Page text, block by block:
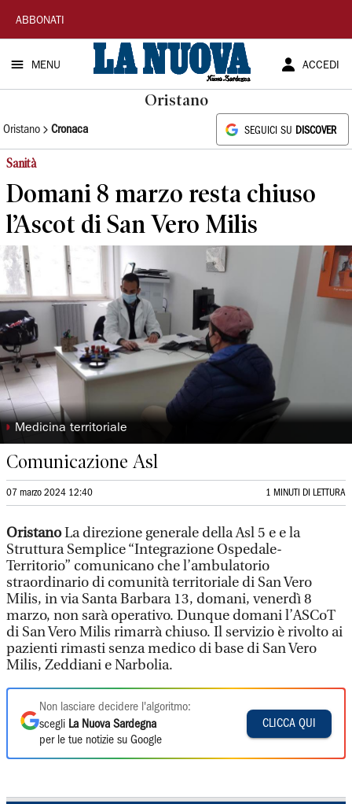
La
Nuova
Sardegna
ABBONATI
MENU ACCEDI
Oristano
Oristano Cronaca SEGUICI SU DISCOVER
Sanità
Domani 8 marzo resta chiuso
l’Ascot di San Vero Milis
◗ Medicina territoriale
Comunicazione Asl
07 marzo 2024 12:40 1 MINUTI DI LETTURA
OristanoLa direzione generale della Asl 5 e e la
Struttura Semplice “Integrazione Ospedale-
Territorio” comunicano che l’ambulatorio
straordinario di comunità territoriale di San Vero
Milis, in via Santa Barbara 13, domani, venerdì 8
marzo, non sarà operativo. Dunque domani l’ASCoT
di San Vero Milis rimarrà chiuso. Il servizio è rivolto ai
pazienti rimasti senza medico di base di San Vero
Milis, Zeddiani e Narbolia.
Non lasciare decidere l'algoritmo:
scegli La Nuova Sardegna
per le tue notizie su Google
CLICCA QUI